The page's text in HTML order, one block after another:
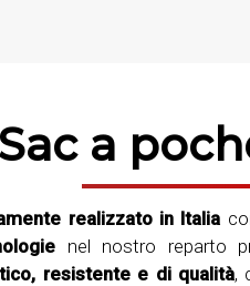
a
realizzato in Italia
nel nostro reparto
resistente e di qualità,